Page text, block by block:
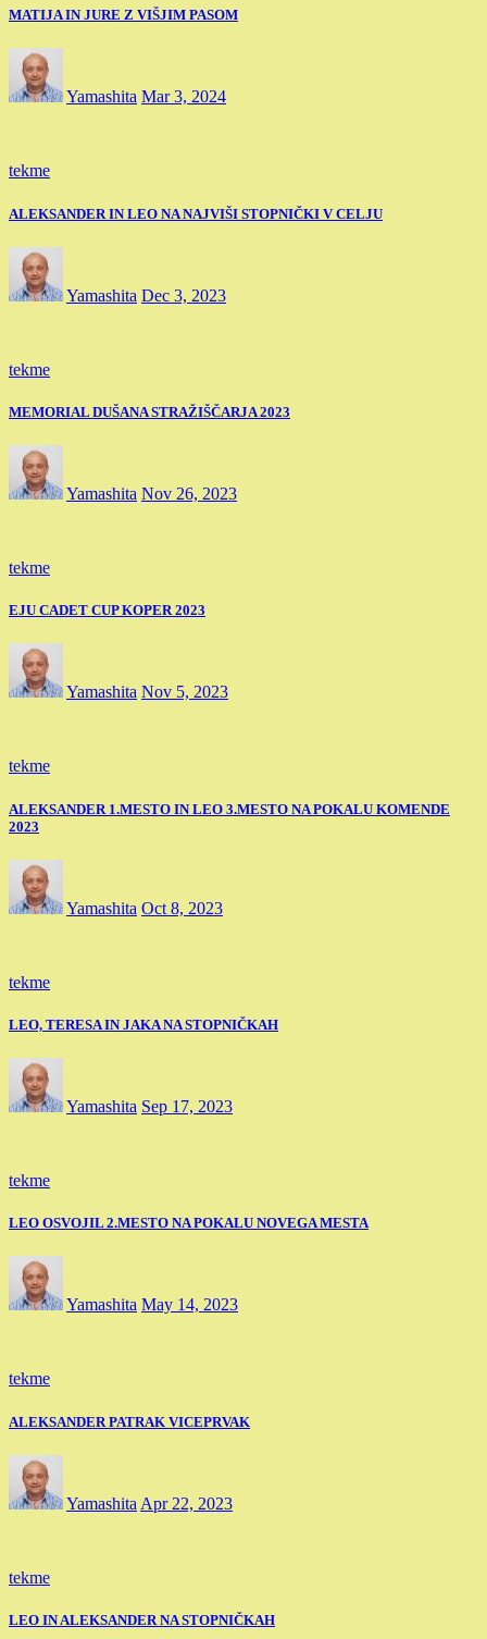
MATIJA IN JURE Z VIŠJIM PASOM
Yamashita Mar 3, 2024
tekme
ALEKSANDER IN LEO NA NAJVIŠI STOPNIČKI V CELJU
Yamashita Dec 3, 2023
tekme
MEMORIAL DUŠANA STRAŽIŠČARJA 2023
Yamashita Nov 26, 2023
tekme
EJU CADET CUP KOPER 2023
Yamashita Nov 5, 2023
tekme
ALEKSANDER 1.MESTO IN LEO 3.MESTO NA POKALU KOMENDE
2023
Yamashita Oct 8, 2023
tekme
LEO, TERESA IN JAKA NA STOPNIČKAH
Yamashita Sep 17, 2023
tekme
LEO OSVOJIL 2.MESTO NA POKALU NOVEGA MESTA
Yamashita May 14, 2023
tekme
ALEKSANDER PATRAK VICEPRVAK
Yamashita Apr 22, 2023
tekme
LEO IN ALEKSANDER NA STOPNIČKAH